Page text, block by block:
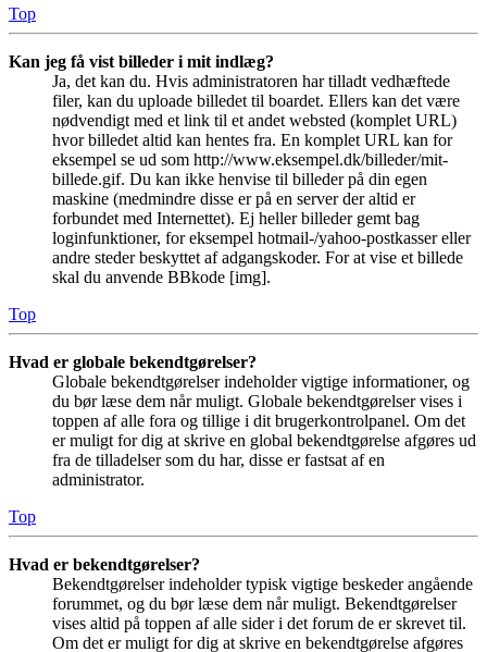
Top
Kan jeg få vist billeder i mit indlæg?
Ja, det kan du. Hvis administratoren har tilladt vedhæftede
filer, kan du uploade billedet til boardet. Ellers kan det være
nødvendigt med et link til et andet websted (komplet URL)
hvor billedet altid kan hentes fra. En komplet URL kan for
eksempel se ud som http://www.eksempel.dk/billeder/mit-
billede.gif. Du kan ikke henvise til billeder på din egen
maskine (medmindre disse er på en server der altid er
forbundet med Internettet). Ej heller billeder gemt bag
loginfunktioner, for eksempel hotmail-/yahoo-postkasser eller
andre steder beskyttet af adgangskoder. For at vise et billede
skal du anvende BBkode [img].
Top
Hvad er globale bekendtgørelser?
Globale bekendtgørelser indeholder vigtige informationer, og
du bør læse dem når muligt. Globale bekendtgørelser vises i
toppen af alle fora og tillige i dit brugerkontrolpanel. Om det
er muligt for dig at skrive en global bekendtgørelse afgøres ud
fra de tilladelser som du har, disse er fastsat af en
administrator.
Top
Hvad er bekendtgørelser?
Bekendtgørelser indeholder typisk vigtige beskeder angående
forummet, og du bør læse dem når muligt. Bekendtgørelser
vises altid på toppen af alle sider i det forum de er skrevet til.
Om det er muligt for dig at skrive en bekendtgørelse afgøres